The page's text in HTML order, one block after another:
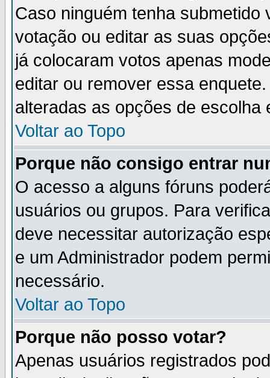
Caso ninguém tenha
votação ou editar as suas
já colocaram votos apenas
editar ou remover essa
alteradas as opções de escolha
Voltar ao Topo
Porque não consigo entrar
O acesso a alguns fóruns
usuários ou grupos. Para
deve necessitar autorização
e um Administrador podem
necessário.
Voltar ao Topo
Porque não posso votar?
Apenas usuários registrados